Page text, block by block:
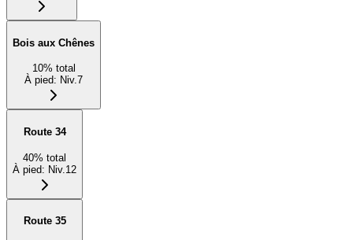
Bois aux Chênes
10% total
À pied: Niv.7
Route 34
40% total
À pied: Niv.12
Route 35